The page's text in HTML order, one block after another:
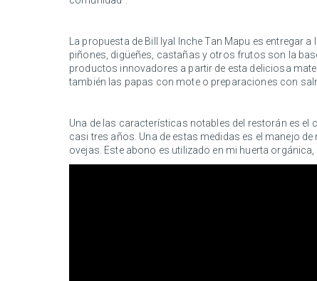
La propuesta de Bill Iyal Inche Tan Mapu es
piñones, digüeñes, castañas y otros frutos son la
productos innovadores a partir de esta deliciosa
también las papas con mote o preparaciones con
Una de las características notables del restorán es el
casi tres años. Una de estas medidas es el manejo
ovejas. Este abono es utilizado en mi huerta